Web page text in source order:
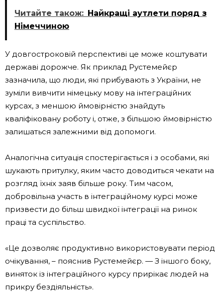
Читайте також: Найкращі аутлети поряд з
Німеччиною
У довгостроковій перспективі це може коштувати
державі дорожче. Як приклад Рустемейєр
зазначила, що люди, які прибувають з України, не
зуміли вивчити німецьку мову на інтеграційних
курсах, з меншою ймовірністю знайдуть
кваліфіковану роботу і, отже, з більшою ймовірністю
залишаться залежними від допомоги.
Аналогічна ситуація спостерігається і з особами, які
шукають притулку, яким часто доводиться чекати на
розгляд їхніх заяв більше року. Тим часом,
добровільна участь в інтеграційному курсі може
призвести до більш швидкої інтеграції на ринок
праці та суспільство.
«Це дозволяє продуктивно використовувати період
очікування, – пояснив Рустемейєр. — З іншого боку,
виняток із інтеграційного курсу прирікає людей на
прикру бездіяльність».